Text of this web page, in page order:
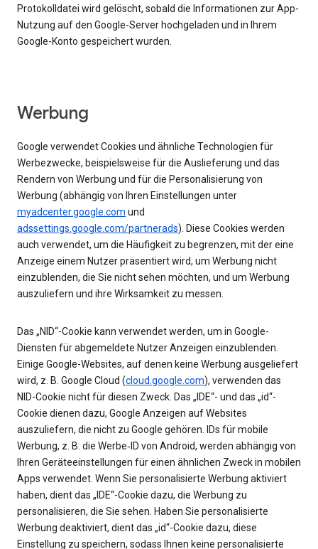
Protokolldatei wird gelöscht, sobald die Informationen zur App-
Nutzung auf den Google-Server hochgeladen und in Ihrem
Google-Konto gespeichert wurden.
Werbung
Google verwendet Cookies und ähnliche Technologien für
Werbezwecke, beispielsweise für die Auslieferung und das
Rendern von Werbung und für die Personalisierung von
Werbung (abhängig von Ihren Einstellungen unter
myadcenter.google.com und
adssettings.google.com/partnerads). Diese Cookies werden
auch verwendet, um die Häufigkeit zu begrenzen, mit der eine
Anzeige einem Nutzer präsentiert wird, um Werbung nicht
einzublenden, die Sie nicht sehen möchten, und um Werbung
auszuliefern und ihre Wirksamkeit zu messen.
Das „NID“-Cookie kann verwendet werden, um in Google-
Diensten für abgemeldete Nutzer Anzeigen einzublenden.
Einige Google-Websites, auf denen keine Werbung ausgeliefert
wird, z. B. Google Cloud (cloud.google.com), verwenden das
NID-Cookie nicht für diesen Zweck. Das „IDE“- und das „id“-
Cookie dienen dazu, Google Anzeigen auf Websites
auszuliefern, die nicht zu Google gehören. IDs für mobile
Werbung, z. B. die Werbe‑ID von Android, werden abhängig von
Ihren Geräteeinstellungen für einen ähnlichen Zweck in mobilen
Apps verwendet. Wenn Sie personalisierte Werbung aktiviert
haben, dient das „IDE“-Cookie dazu, die Werbung zu
personalisieren, die Sie sehen. Haben Sie personalisierte
Werbung deaktiviert, dient das „id“-Cookie dazu, diese
Einstellung zu speichern, sodass Ihnen keine personalisierte